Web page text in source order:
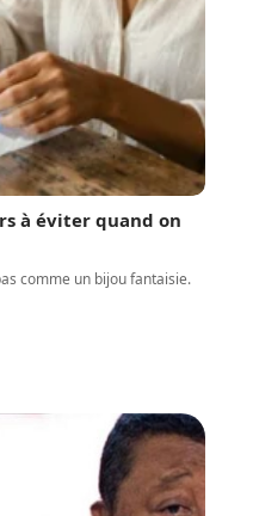
à éviter quand on
comme un bijou fantaisie.